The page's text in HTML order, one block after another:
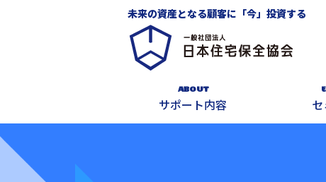
未来の資産となる顧客に「今」投資する
ABOUT
サポート内容